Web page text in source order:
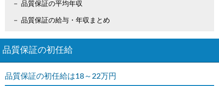
品質保証の平均年収
品質保証の給与・年収まとめ
品質保証の初任給
品質保証の初任給は18～22万円